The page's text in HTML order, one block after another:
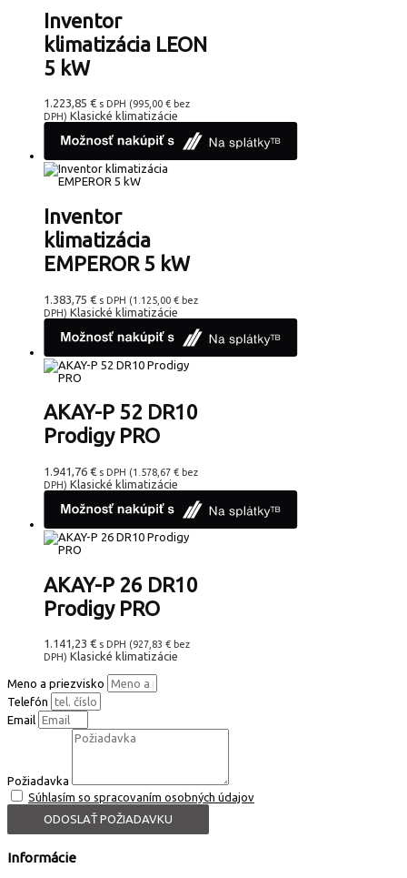
Inventor
klimatizácia LEON
5 kW
1.223,85 € s DPH (995,00 € bez
DPH) Klasické klimatizácie
Inventor
klimatizácia
EMPEROR 5 kW
1.383,75 € s DPH (1.125,00 € bez
DPH) Klasické klimatizácie
AKAY-P 52 DR10
Prodigy PRO
1.941,76 € s DPH (1.578,67 € bez
DPH) Klasické klimatizácie
AKAY-P 26 DR10
Prodigy PRO
1.141,23 € s DPH (927,83 € bez
DPH) Klasické klimatizácie
Meno a priezvisko
Telefón
Email
Požiadavka
Súhlasím so spracovaním osobných údajov
ODOSLAŤ POŽIADAVKU
Informácie